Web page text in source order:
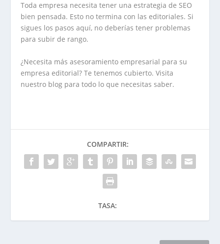
Toda empresa necesita tener una estrategia de SEO
bien pensada. Esto no termina con las editoriales. Si
sigues los pasos aquí, no deberías tener problemas
para subir de rango.
¿Necesita más asesoramiento empresarial para su
empresa editorial? Te tenemos cubierto. Visita
nuestro blog para todo lo que necesitas saber.
COMPARTIR:
TASA: